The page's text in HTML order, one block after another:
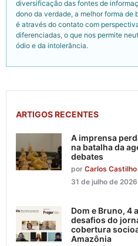
diversificação das fontes de
dono da verdade, a melhor forma de
é através do contato com
diferenciadas, o que nos permite
ódio e da intolerância.
ARTIGOS RECENTES
A imprensa
na batalha da
debates
por Carlos Castilho
31 de julho de 2026
Dom e Bruno, 4
desafios do
cobertura
Amazônia